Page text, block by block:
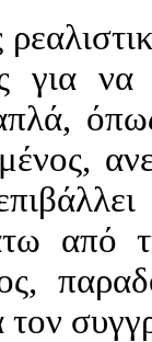
για
από
τον